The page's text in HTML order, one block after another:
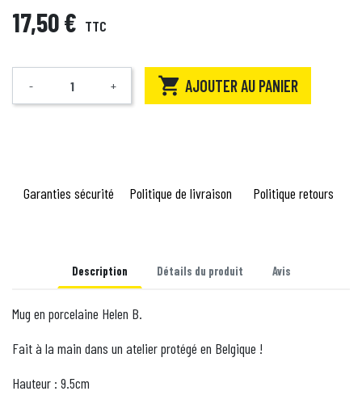
17,50 € TTC
Quantité
- +  AJOUTER AU PANIER
Garanties sécurité Politique de livraison Politique retours
Description Détails du produit Avis
Mug en porcelaine Helen B.
Fait à la main dans un atelier protégé en Belgique !
Hauteur : 9.5cm